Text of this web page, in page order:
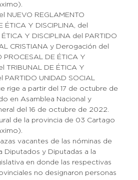
NUEVO REGLAMENTO
ÉTICA Y DISCIPLINA, del
Y DISCIPLINA del PARTIDO
CRISTIANA y Derogación del
PROCESAL DE ÉTICA Y
TRIBUNAL DE ÉTICA Y
PARTIDO UNIDAD SOCIAL
rige a partir del 17 de octubre de
en Asamblea Nacional y
del 16 de octubre de 2022.
de la provincia de 03 Cartago
vacantes de las nóminas de
Diputados y Diputadas a la
en donde las respectivas
no designaron personas